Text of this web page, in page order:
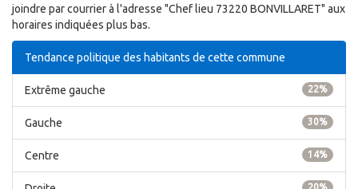
joindre par courrier à l'adresse "Chef lieu 73220 BONVILLARET" aux
horaires indiquées plus bas.
Tendance politique des habitants de cette commune
22%
Extrême gauche
30%
Gauche
14%
Centre
20%